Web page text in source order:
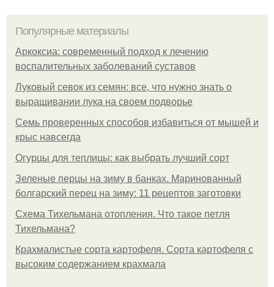
Популярные материалы
Аркоксиа: современный подход к лечению
воспалительных заболеваний суставов
Луковый севок из семян: все, что нужно знать о
выращивании лука на своем подворье
Семь проверенных способов избавиться от мышей и
крыс навсегда
Огурцы для теплицы: как выбрать лучший сорт
Зеленые перцы на зиму в банках. Маринованный
болгарский перец на зиму: 11 рецептов заготовки
Схема Тихельмана отопления. Что такое петля
Тихельмана?
Крахмалистые сорта картофеля. Сорта картофеля с
высоким содержанием крахмала